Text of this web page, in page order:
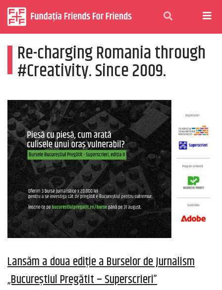
Re-charging Romania through
#Creativity. Since 2009.
Lansăm a doua ediție a Burselor de Jurnalism
„Bucureștiul Pregătit – Superscrieri”